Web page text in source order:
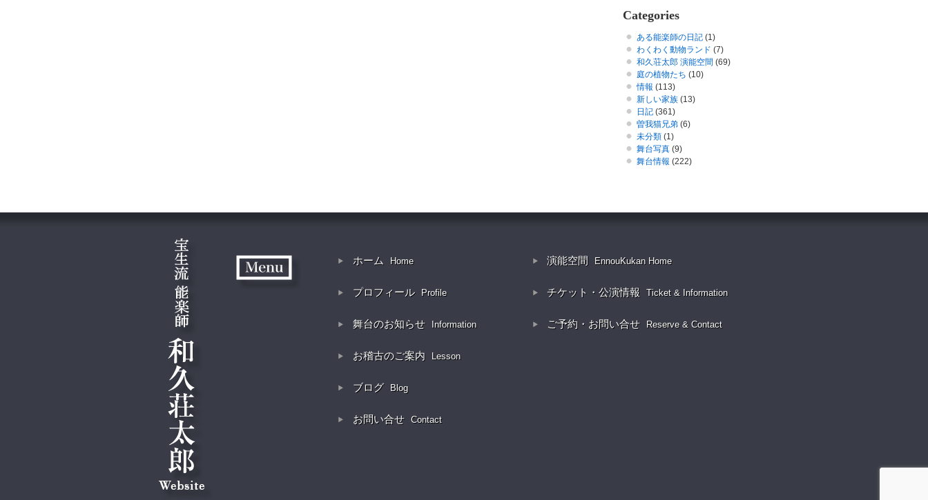
Categories
ある能楽師の日記 (1)
わくわく動物ランド (7)
和久荘太郎 演能空間 (69)
庭の植物たち (10)
情報 (113)
新しい家族 (13)
日記 (361)
曽我猫兄弟 (6)
未分類 (1)
舞台写真 (9)
舞台情報 (222)
ホーム Home
プロフィール Profile
舞台のお知らせ Information
お稽古のご案内 Lesson
ブログ Blog
お問い合せ Contact
演能空間 EnnouKukan Home
チケット・公演情報 Ticket & Information
ご予約・お問い合せ Reserve & Contact